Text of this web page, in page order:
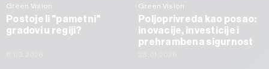
Green Vision
Postoje li "pametni"
gradovi u regiji?
Green Vision
Poljoprivreda kao posao:
inovacije, investicije i
prehrambena sigurnost